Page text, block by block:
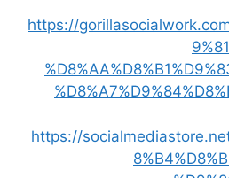
https://
https://